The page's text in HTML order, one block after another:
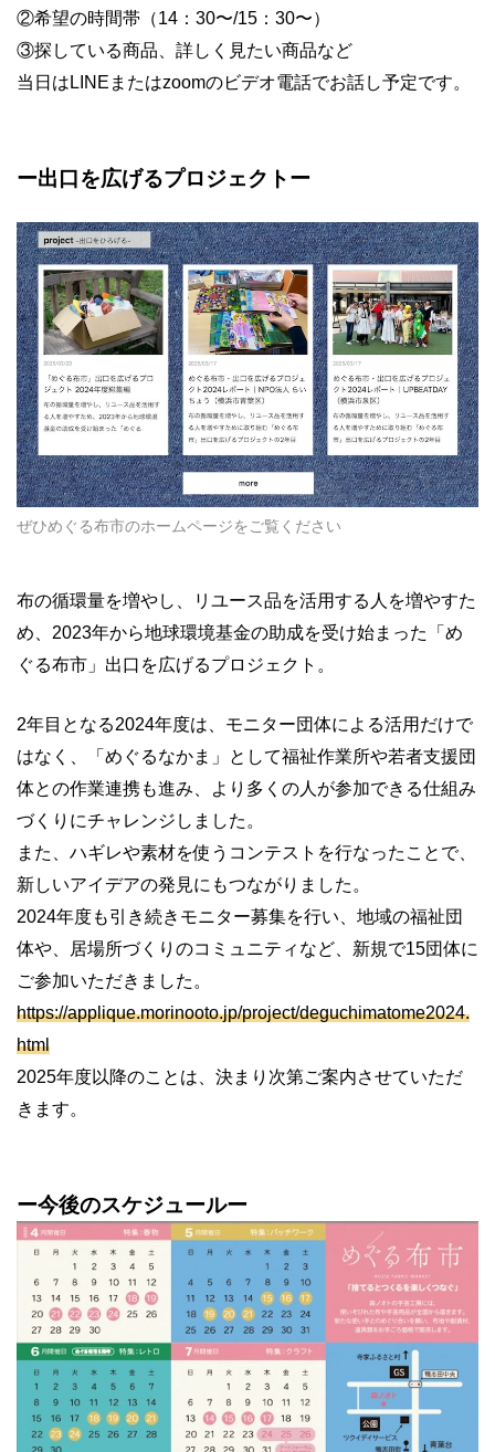
②希望の時間帯（14：30〜/15：30〜）
③探している商品、詳しく見たい商品など
当日はLINEまたはzoomのビデオ電話でお話し予定です。
ー出口を広げるプロジェクトー
ぜひめぐる布市のホームページをご覧ください
布の循環量を増やし、リユース品を活用する人を増やすた
め、2023年から地球環境基金の助成を受け始まった「め
ぐる布市」出口を広げるプロジェクト。
2年目となる2024年度は、モニター団体による活用だけで
はなく、「めぐるなかま」として福祉作業所や若者支援団
体との作業連携も進み、より多くの人が参加できる仕組み
づくりにチャレンジしました。
また、ハギレや素材を使うコンテストを行なったことで、
新しいアイデアの発見にもつながりました。
2024年度も引き続きモニター募集を行い、地域の福祉団
体や、居場所づくりのコミュニティなど、新規で15団体に
ご参加いただきました。
https://applique.morinooto.jp/project/deguchimatome2024.
html
2025年度以降のことは、決まり次第ご案内させていただ
きます。
ー今後のスケジュールー